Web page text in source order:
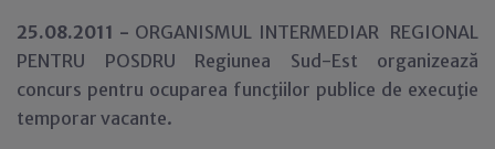
25.08.2011 - ORGANISMUL INTERMEDIAR REGIONAL
PENTRU POSDRU Regiunea Sud-Est organizează
concurs pentru ocuparea funcţiilor publice de execuţie
temporar vacante.